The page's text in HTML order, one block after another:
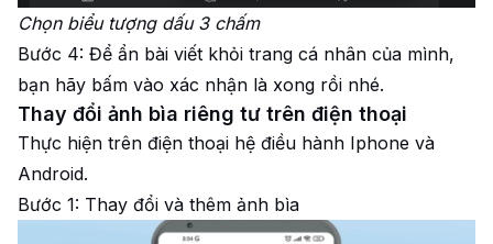
Chọn biểu tượng dấu 3 chấm
Bước 4: Để ẩn bài viết khỏi trang cá nhân của mình,
bạn hãy bấm vào xác nhận là xong rồi nhé.
Thay đổi ảnh bìa riêng tư trên điện thoại
Thực hiện trên điện thoại hệ điều hành Iphone và
Android.
Bước 1: Thay đổi và thêm ảnh bìa